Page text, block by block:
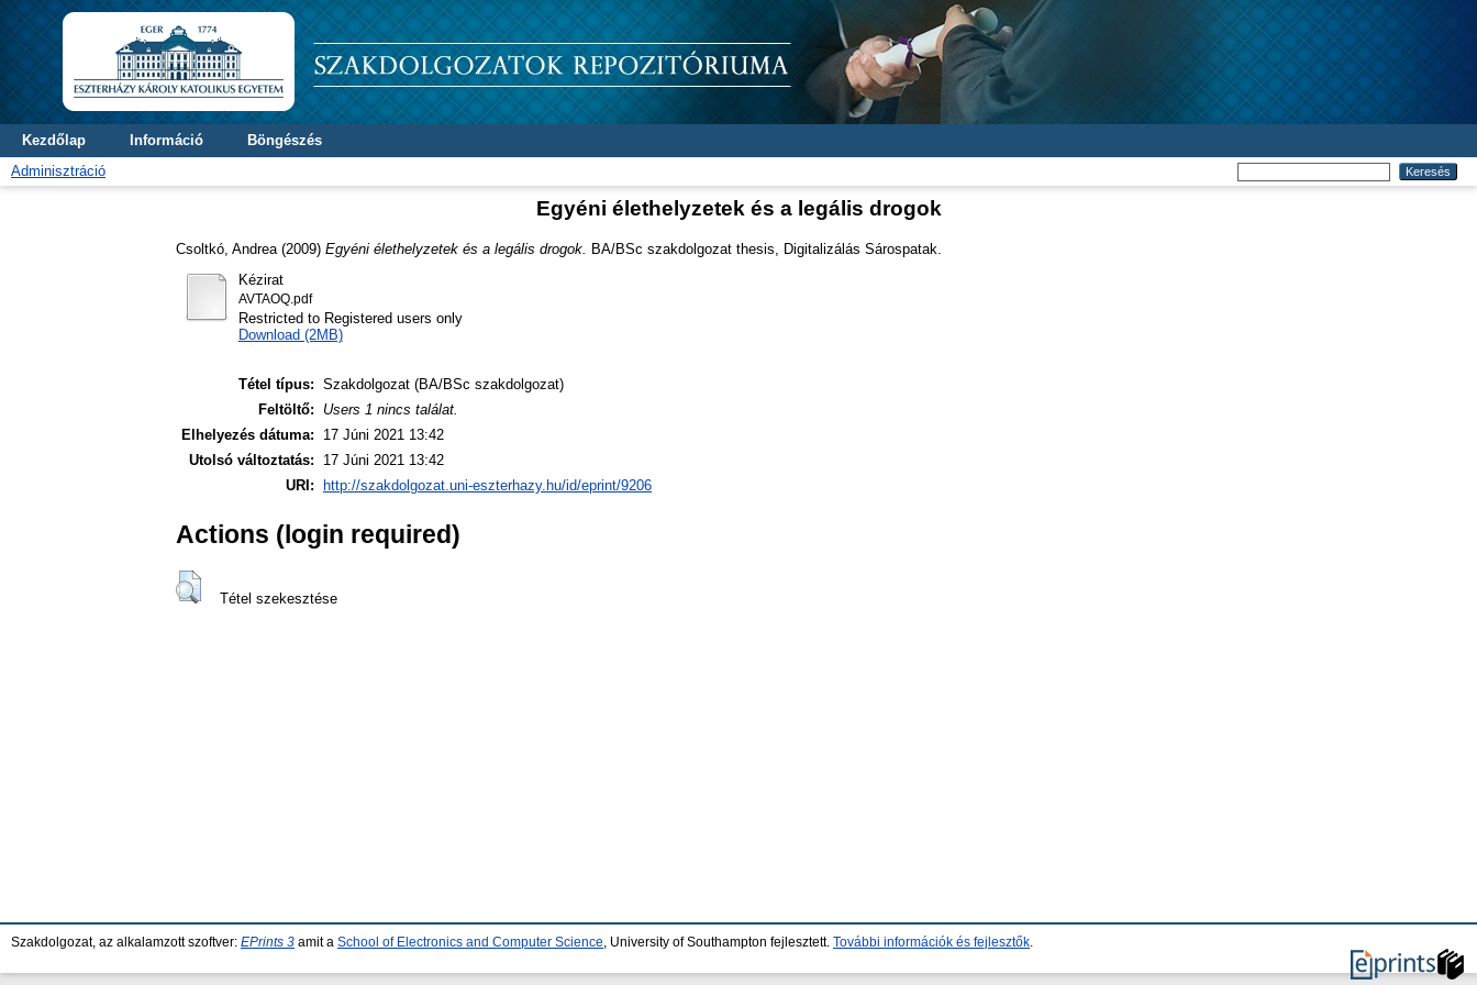
Kezdőlap Információ
Böngészés
Adminisztráció
Egyéni élethelyzetek és a legális drogok
Csoltkó, Andrea (2009) Egyéni élethelyzetek és a legális drogok.
BA/BSc szakdolgozat thesis, Digitalizálás Sárospatak.
Kézirat
AVTAOQ.pdf
Restricted to Registered users only
Download (2MB)
Tétel típus: Szakdolgozat (BA/BSc szakdolgozat)
Feltöltő:
Users 1 nincs találat.
Elhelyezés dátuma:
17 Júni 2021 13:42
Utolsó változtatás:
17 Júni 2021 13:42
URI:
http://szakdolgozat.uni-eszterhazy.hu/id/eprint/9206
Actions (login required)
Tétel szekesztése
Szakdolgozat, az alkalamzott szoftver: EPrints 3 amit a School of Electronics and Computer Science , University of Southampton fejlesztett. További információk és fejlesztők